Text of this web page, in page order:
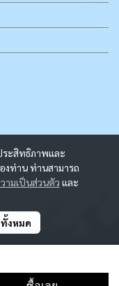
ระสิทธิภาพและ
งท่าน ท่านสามารถ
ามเป็นส่วนตัว และ
งหมด